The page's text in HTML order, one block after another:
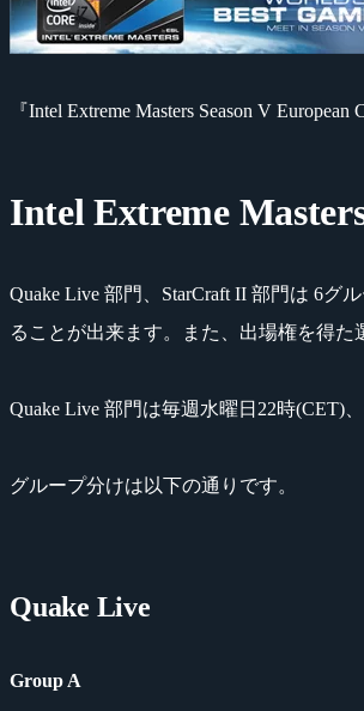
『Intel Extreme Masters Season V
Intel Extreme
Quake Live 部門、StarCraft II 部門は 6グ
ることが出来ます。また、出場権を得た
Quake Live 部門は毎週水曜日22時(CET)
グループ分けは以下の通りです。
Quake Live
Group A